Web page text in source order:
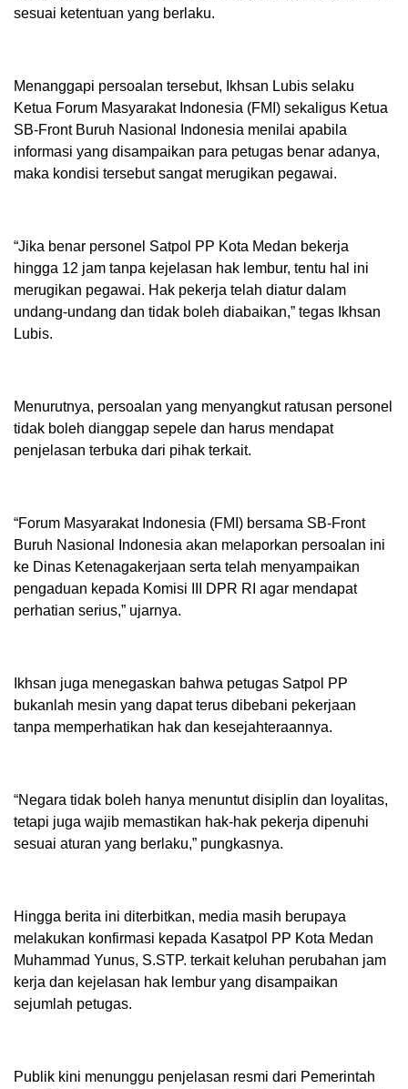
sesuai ketentuan yang berlaku.
Menanggapi persoalan tersebut, Ikhsan Lubis selaku
Ketua Forum Masyarakat Indonesia (FMI) sekaligus Ketua
SB-Front Buruh Nasional Indonesia menilai apabila
informasi yang disampaikan para petugas benar adanya,
maka kondisi tersebut sangat merugikan pegawai.
“Jika benar personel Satpol PP Kota Medan bekerja
hingga 12 jam tanpa kejelasan hak lembur, tentu hal ini
merugikan pegawai. Hak pekerja telah diatur dalam
undang-undang dan tidak boleh diabaikan,” tegas Ikhsan
Lubis.
Menurutnya, persoalan yang menyangkut ratusan personel
tidak boleh dianggap sepele dan harus mendapat
penjelasan terbuka dari pihak terkait.
“Forum Masyarakat Indonesia (FMI) bersama SB-Front
Buruh Nasional Indonesia akan melaporkan persoalan ini
ke Dinas Ketenagakerjaan serta telah menyampaikan
pengaduan kepada Komisi III DPR RI agar mendapat
perhatian serius,” ujarnya.
Ikhsan juga menegaskan bahwa petugas Satpol PP
bukanlah mesin yang dapat terus dibebani pekerjaan
tanpa memperhatikan hak dan kesejahteraannya.
“Negara tidak boleh hanya menuntut disiplin dan loyalitas,
tetapi juga wajib memastikan hak-hak pekerja dipenuhi
sesuai aturan yang berlaku,” pungkasnya.
Hingga berita ini diterbitkan, media masih berupaya
melakukan konfirmasi kepada Kasatpol PP Kota Medan
Muhammad Yunus, S.STP. terkait keluhan perubahan jam
kerja dan kejelasan hak lembur yang disampaikan
sejumlah petugas.
Publik kini menunggu penjelasan resmi dari Pemerintah